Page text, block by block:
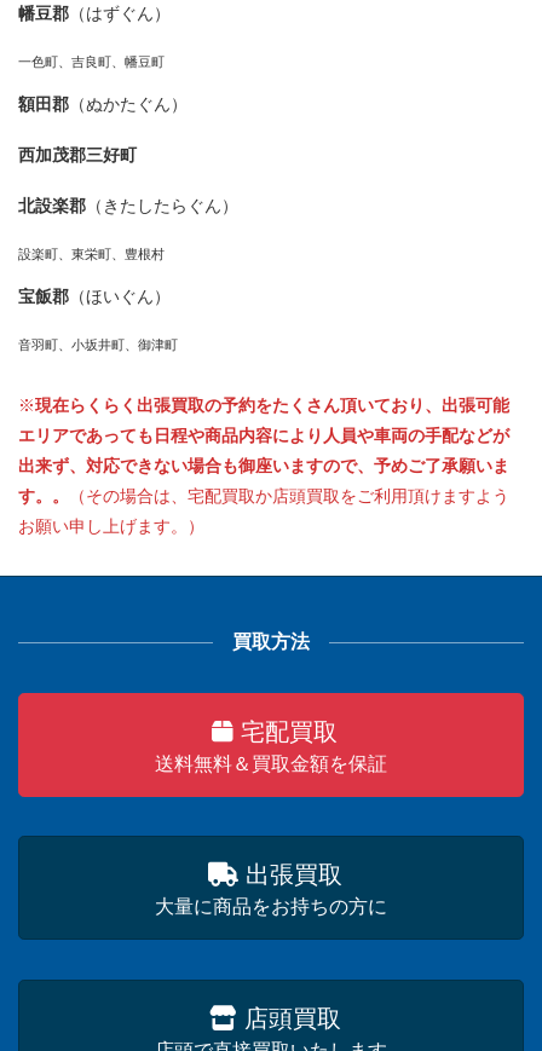
幡豆郡 （はずぐん）
一色町、吉良町、幡豆町
額田郡 （ぬかたぐん）
西加茂郡三好町
北設楽郡 （きたしたらぐん）
設楽町、東栄町、豊根村
宝飯郡 （ほいぐん）
音羽町、小坂井町、御津町
※現在らくらく出張買取の予約をたくさん頂いており、出張可能
エリアであっても日程や商品内容により人員や車両の手配などが
出来ず、対応できない場合も御座いますので、予めご了承願いま
す。。
（その場合は、宅配買取か店頭買取をご利用頂けますよう
お願い申し上げます。）
買取方法
宅配買取
送料無料＆買取金額を保証
出張買取
大量に商品をお持ちの方に
店頭買取